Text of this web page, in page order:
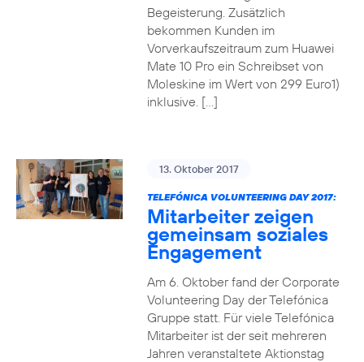
Begeisterung. Zusätzlich
bekommen Kunden im
Vorverkaufszeitraum zum Huawei
Mate 10 Pro ein Schreibset von
Moleskine im Wert von 299 Euro1)
inklusive. […]
13. Oktober 2017
TELEFÓNICA VOLUNTEERING DAY 2017:
Mitarbeiter zeigen
gemeinsam soziales
Engagement
Am 6. Oktober fand der Corporate
Volunteering Day der Telefónica
Gruppe statt. Für viele Telefónica
Mitarbeiter ist der seit mehreren
Jahren veranstaltete Aktionstag